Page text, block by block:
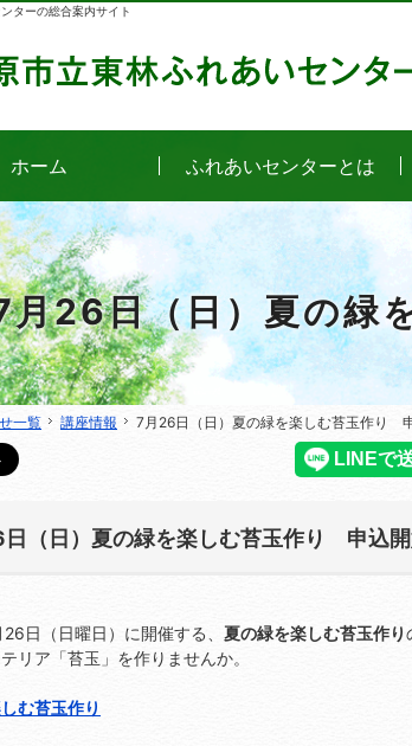
月26日（日）夏の緑
ターの総合案内サイト
一覧 講座情報 7月26日（日）夏の緑を楽しむ苔玉作り
（日）夏の緑を楽しむ苔玉作り 申込開
日（日曜日）に開催する、 夏の緑を楽しむ苔玉作り
リア「苔玉」を作りませんか。
む苔玉作り
一覧 講座情報 7月26日（日）夏の緑を楽しむ苔玉作り
ホーム ふれあいセンターとは